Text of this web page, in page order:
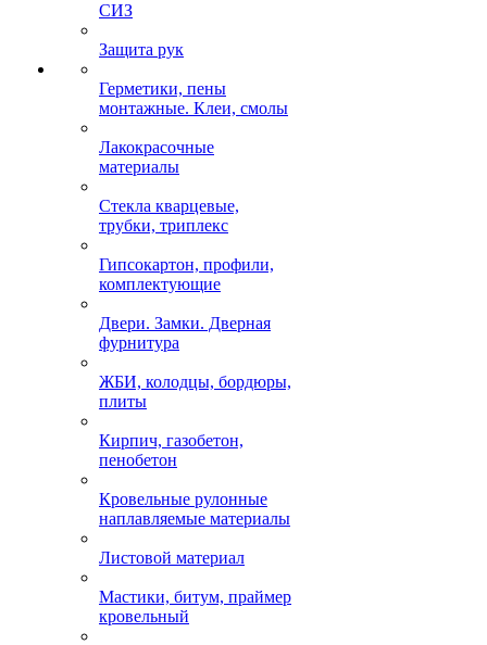
СИЗ
Защита рук
Герметики, пены
монтажные. Клеи, смолы
Лакокрасочные
материалы
Стекла кварцевые,
трубки, триплекс
Гипсокартон, профили,
комплектующие
Двери. Замки. Дверная
фурнитура
ЖБИ, колодцы, бордюры,
плиты
Кирпич, газобетон,
пенобетон
Кровельные рулонные
наплавляемые материалы
Листовой материал
Мастики, битум, праймер
кровельный